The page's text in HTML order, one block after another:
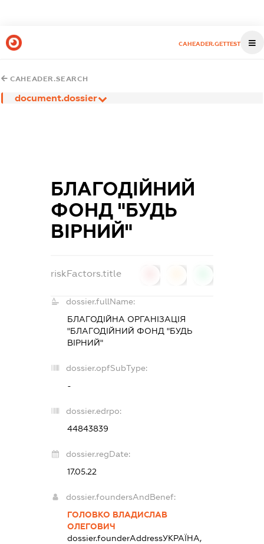
CAHEADER.GETTEST
CAHEADER.SEARCH
document.dossier
БЛАГОДІЙНИЙ
ФОНД "БУДЬ
ВІРНИЙ"
riskFactors.title
dossier.fullName:
БЛАГОДІЙНА ОРГАНІЗАЦІЯ
"БЛАГОДІЙНИЙ ФОНД "БУДЬ
ВІРНИЙ"
dossier.opfSubType:
-
dossier.edrpo:
44843839
dossier.regDate:
17.05.22
dossier.foundersAndBenef:
ГОЛОВКО ВЛАДИСЛАВ
ОЛЕГОВИЧ
dossier.founderAddressУКРАЇНА,